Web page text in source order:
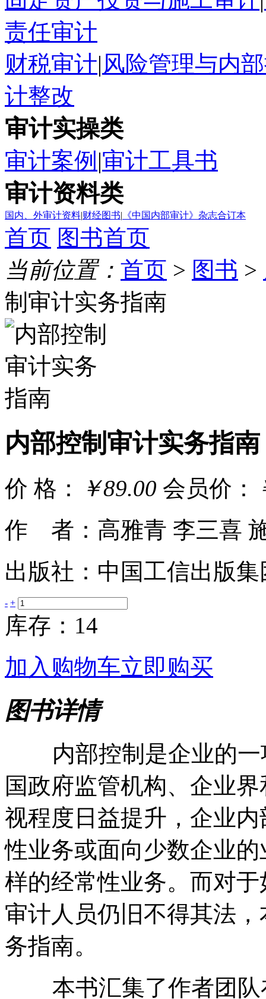
责任审计
财税审计|风险管理与内
计整改
审计实操类
审计案例 |审计工具书
审计资料类
国内、外审计资料|财经图书| 《中国内部审计》杂志合订本
首页 图书首页
当前位置： 首页 > 图书 >
制审计实务指南
内部控制审计实务指南
价 格： ￥89.00 会员价：
作 者：高雅青 李三喜
出版社：中国工信出版
- +
库存：14
加入购物车立即购买
图书详情
内部控制是企业的一
国政府监管机构、企业
视程度日益提升，企业
性业务或面向少数企业
样的经常性业务。而对
审计人员仍旧不得其法
务指南。
本书汇集了作者团队